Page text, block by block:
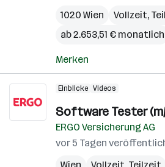
1020 Wien
Vollzeit,
ab 2.653,51 € monatlich
Merken
Einblicke Videos
Software Tester
ERGO Versicherung AG
vor 5 Tagen